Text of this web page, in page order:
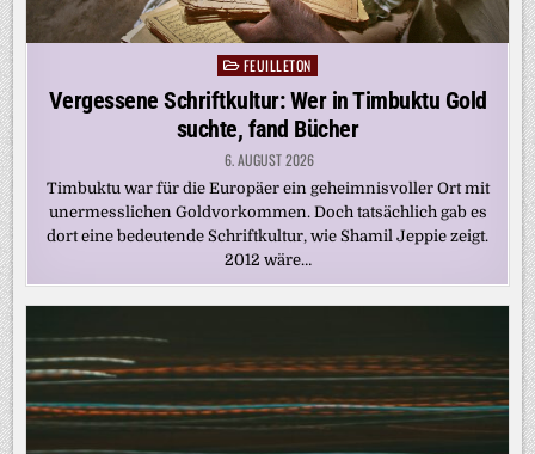
Posted
in
FEUILLETON
Vergessene Schriftkultur: Wer in Timbuktu Gold
suchte, fand Bücher
6. AUGUST 2026
Timbuktu war für die Europäer ein geheimnisvoller Ort mit
unermesslichen Goldvorkommen. Doch tatsächlich gab es
dort eine bedeutende Schriftkultur, wie Shamil Jeppie zeigt.
2012 wäre…